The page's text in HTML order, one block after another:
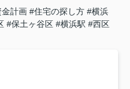
金計画 #住宅の探し方 #横浜
#保土ヶ谷区 #横浜駅 #西区